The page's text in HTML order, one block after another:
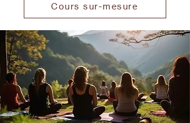
Cours sur-mesure